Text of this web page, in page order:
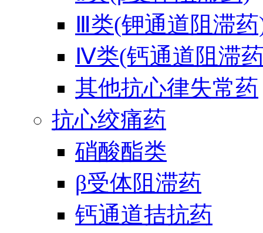
Ⅲ类(钾通道阻滞
Ⅳ类(钙通道阻滞
其他抗心律失常药
抗心绞痛药
硝酸酯类
β受体阻滞药
钙通道拮抗药